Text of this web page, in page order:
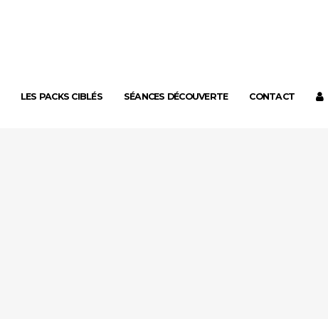
LES PACKS CIBLÉS SÉANCES DÉCOUVERTE CONTACT